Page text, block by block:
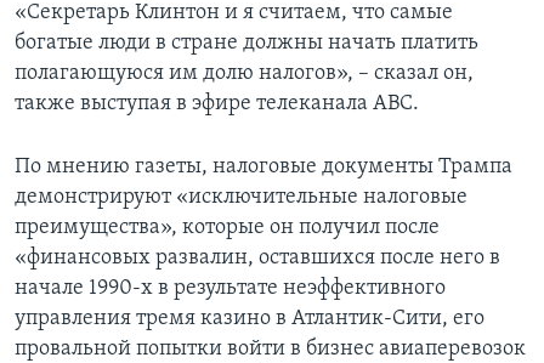
«Секретарь Клинтон и я считаем, что самые
богатые люди в стране должны начать платить
полагающуюся им долю налогов», – сказал он,
также выступая в эфире телеканала АВС.
По мнению газеты, налоговые документы Трампа
демонстрируют «исключительные налоговые
преимущества», которые он получил после
«финансовых развалин, оставшихся после него в
начале 1990-х в результате неэффективного
управления тремя казино в Атлантик-Сити, его
провальной попытки войти в бизнес авиаперевозок